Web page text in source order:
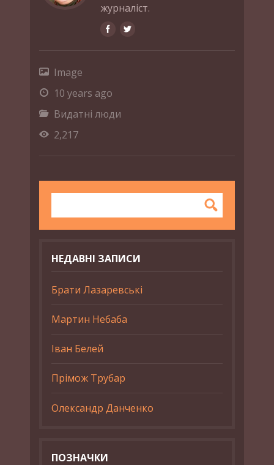
журналіст.
Image
10 years ago
Видатні люди
2,217
НЕДАВНІ ЗАПИСИ
Брати Лазаревські
Мартин Небаба
Іван Белей
Прімож Трубар
Олександр Данченко
ПОЗНАЧКИ